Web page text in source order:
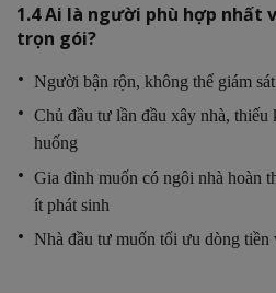
1.4 Ai là người phù hợp nhất
trọn gói?
Người bận rộn, không thể giám
Chủ đầu tư lần đầu xây nhà,
huống
Gia đình muốn có ngôi nhà hoàn
ít phát sinh
Nhà đầu tư muốn tối ưu dòng tiền